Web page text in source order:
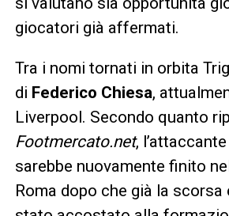
giocatori già affermati.
Tra i nomi tornati in orbita
di Federico Chiesa,
Liverpool. Secondo quanto
Footmercato.net,
sarebbe nuovamente finito
Roma dopo che già la scorsa